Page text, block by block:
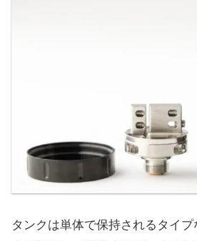
タンクは単体で保持されるタイ